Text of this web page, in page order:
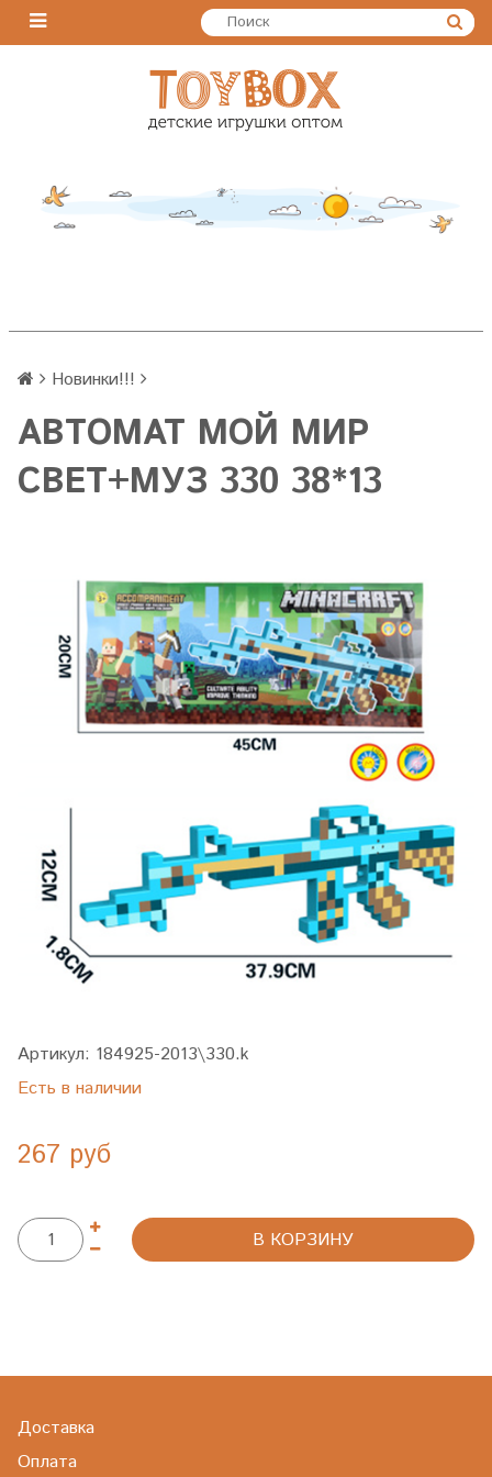
Новинки!!!
АВТОМАТ МОЙ МИР
СВЕТ+МУЗ 330 38*13
Артикул: 184925-2013\330.k
Есть в наличии
267 руб
В КОРЗИНУ
Доставка
Оплата